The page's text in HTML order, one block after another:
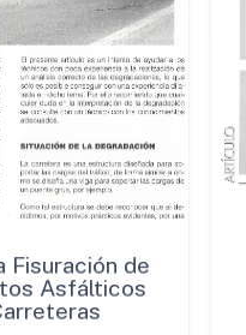
Fisuración de
Asfálticos